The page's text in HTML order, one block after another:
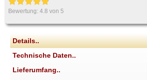
Bewertung:4.8 von 5
Details..
Technische Daten..
Lieferumfang..